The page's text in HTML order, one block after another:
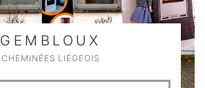
GEMBLOUX
CHEMINÉES LIÉGEOIS